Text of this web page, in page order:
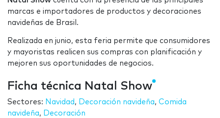
marcas e importadores de productos y decoraciones
navideñas de Brasil.
Realizada en junio, esta feria permite que consumidores
y mayoristas realicen sus compras con planificación y
mejoren sus oportunidades de negocios.
Ficha técnica Natal Show
Sectores: Navidad , Decoración navideña, Comida
navideña, Decoración